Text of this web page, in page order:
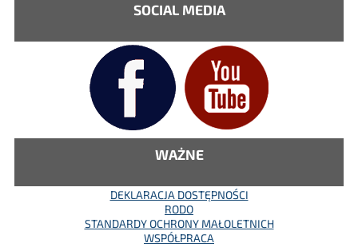
SOCIAL MEDIA
WAŻNE
DEKLARACJA DOSTĘPNOŚCI
RODO
STANDARDY OCHRONY MAŁOLETNICH
WSPÓŁPRACA